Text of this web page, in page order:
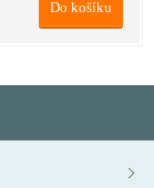
Do košíku